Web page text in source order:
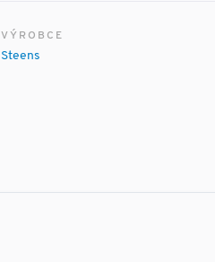
VÝROBCE
Steens